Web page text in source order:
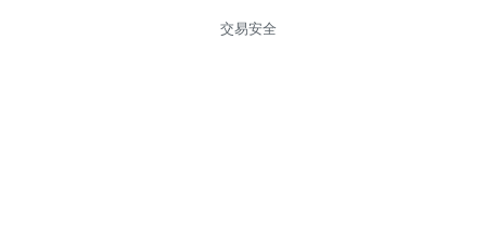
交易安全